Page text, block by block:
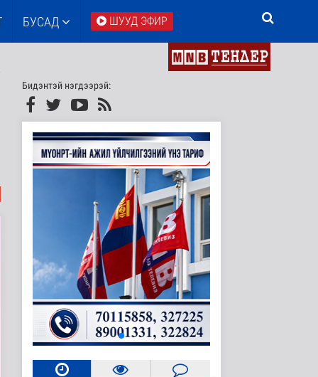
БУСАД ШУУД ЭФИР
Бидэнтэй нэгдээрэй: